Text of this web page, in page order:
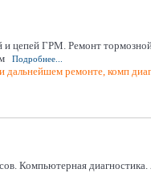
и цепей ГРМ. Ремонт
Подробнее...
дальнейшем ремонте, комп
Компьютерная